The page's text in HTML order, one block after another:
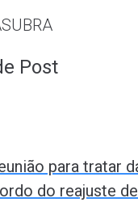
Post
para tratar
do reajuste